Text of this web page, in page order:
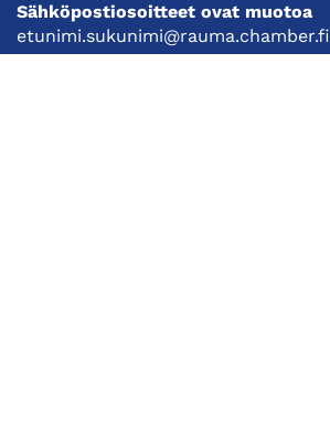
Sähköpostiosoitteet ovat muotoa
etunimi.sukunimi@rauma.chamber.fi